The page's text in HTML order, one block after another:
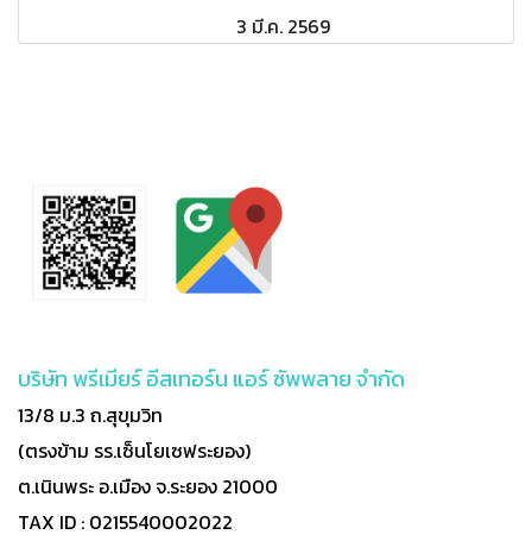
3 มี.ค. 2569
บริษัท พรีเมียร์ อีสเทอร์น แอร์ ซัพพลาย จำกัด
13/8 ม.3 ถ.สุขุมวิท
(ตรงข้าม รร.เซ็นโยเซฟระยอง)
ต.เนินพระ อ.เมือง จ.ระยอง 21000
TAX ID : 0215540002022